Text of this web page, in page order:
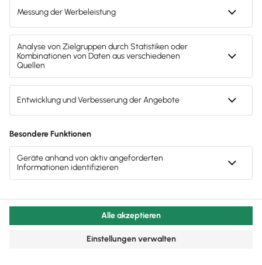
Der größte
Vorteil bei
Entgeltumwandlungsvereinbarungenliegt für dich
vor allem in derErsparnis bei den Steuer- und
Sozialabgaben
der Angestellten sinken gleichzeitig die
Lohnnebenkosten. Zwar bist du seit dem 1. Januar
2019 dazu verpflichtet, bei neuabgeschlossenen
Verträgen zur Entgeltumwandlung einen Teil deiner
Ersparnisse wieder zurückzuzahlen, indem du den
Arbeitgeberzuschuss in Höhe von 15 Prozent leistest.
Unterm Strich sparst du jedoch dank der
Abgaben.
Welche Steuern und Sozialabgaben